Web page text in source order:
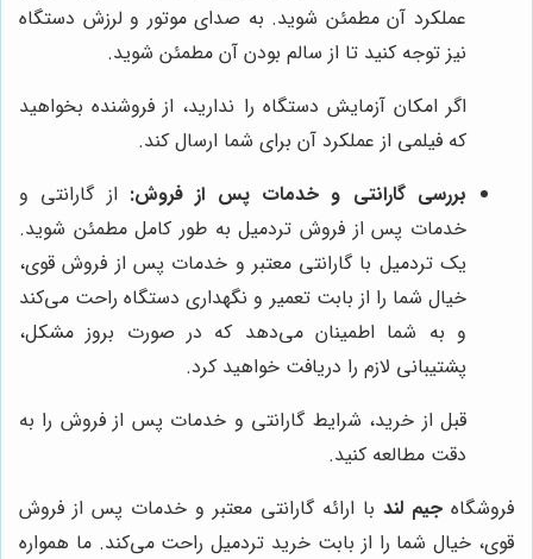
عملکرد آن مطمئن شوید. به صدای موتور و لرزش دستگاه
نیز توجه کنید تا از سالم بودن آن مطمئن شوید.
اگر امکان آزمایش دستگاه را ندارید، از فروشنده بخواهید
که فیلمی از عملکرد آن برای شما ارسال کند.
بررسی گارانتی و خدمات پس از فروش: از گارانتی و
خدمات پس از فروش تردمیل به طور کامل مطمئن شوید.
یک تردمیل با گارانتی معتبر و خدمات پس از فروش قوی،
خیال شما را از بابت تعمیر و نگهداری دستگاه راحت می‌کند
و به شما اطمینان می‌دهد که در صورت بروز مشکل،
پشتیبانی لازم را دریافت خواهید کرد.
قبل از خرید، شرایط گارانتی و خدمات پس از فروش را به
دقت مطالعه کنید.
فروشگاه جیم لند با ارائه گارانتی معتبر و خدمات پس از فروش
قوی، خیال شما را از بابت خرید تردمیل راحت می‌کند. ما همواره